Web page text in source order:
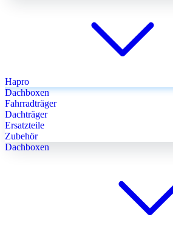
Hapro
Dachboxen
Fahrradträger
Dachträger
Ersatzteile
Zubehör
Dachboxen